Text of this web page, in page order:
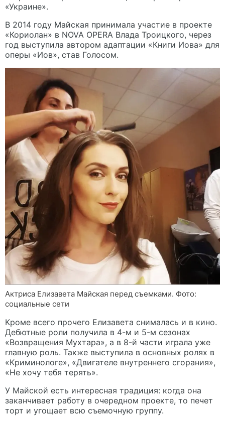
«Украине».
В 2014 году Майская принимала участие в проекте
«Кориолан» в NOVA OPERA Влада Троицкого, через
год выступила автором адаптации «Книги Иова» для
оперы «Иов», став Голосом.
Актриса Елизавета Майская перед съемками. Фото:
социальные сети
Кроме всего прочего Елизавета снималась и в кино.
Дебютные роли получила в 4-м и 5-м сезонах
«Возвращения Мухтара», а в 8-й части играла уже
главную роль. Также выступила в основных ролях в
«Криминологе», «Двигателе внутреннего сгорания»,
«Не хочу тебя терять».
У Майской есть интересная традиция: когда она
заканчивает работу в очередном проекте, то печет
торт и угощает всю съемочную группу.